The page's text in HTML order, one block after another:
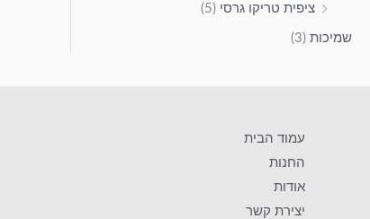
ציפית טריקו גרסי (5)
שמיכות (3)
עמוד הבית
החנות
אודות
יצירת קשר